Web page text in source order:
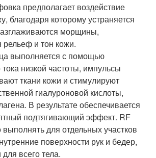
предполагает воздействие
благодаря которому устраняется
морщины,
рельеф и тон кожи.
выполняется с помощью
тока низкой частоты, импульсы
ткани кожи и стимулируют
гиалуроновой кислоты,
В результате обеспечивается
подтягивающий эффект. RF
для отдельных участков
поверхности рук и бедер,
для всего тела.